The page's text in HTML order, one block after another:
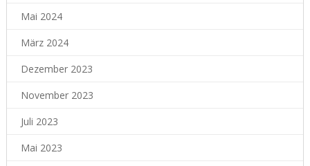
Mai 2024
März 2024
Dezember 2023
November 2023
Juli 2023
Mai 2023